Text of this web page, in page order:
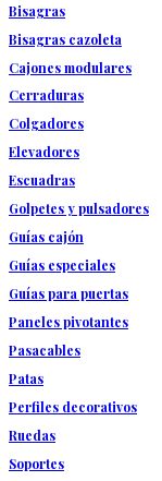
Bisagras
Bisagras cazoleta
Cajones modulares
Cerraduras
Colgadores
Elevadores
Escuadras
Golpetes y pulsadores
Guías cajón
Guías especiales
Guías para puertas
Paneles pivotantes
Pasacables
Patas
Perfiles decorativos
Ruedas
Soportes